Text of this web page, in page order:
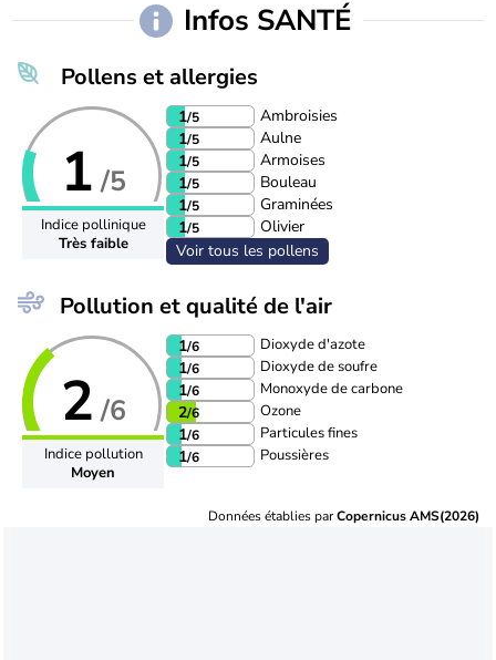
Infos SANTÉ
Pollens et allergies
1 /5
Indice pollinique
Très faible
1/5
Ambroisies
1/5
Aulne
1/5
Armoises
1/5
Bouleau
1/5
Graminées
1/5
Olivier
Voir tous les pollens
Pollution et qualité de l'air
2 /6
Indice pollution
Moyen
1/6 Dioxyde d'azote
1/6 Dioxyde de soufre
1/6 Monoxyde de carbone
2/6 Ozone
1/6 Particules fines
1/6 Poussières
Données établies parCopernicus AMS(2026)